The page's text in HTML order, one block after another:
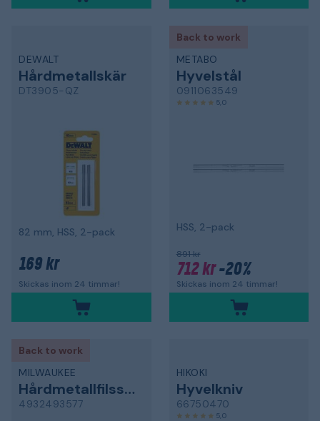
DEWALT
Hårdmetallskär
DT3905-QZ
82 mm, HSS, 2-pack
169 kr
Skickas inom 24 timmar!
Back to work
METABO
Hyvelstål
0911063549
5,0
HSS, 2-pack
891 kr
712 kr-20%
Skickas inom 24 timmar!
Back to work
MILWAUKEE
Hårdmetallfilssats
4932493577
HIKOKI
Hyvelkniv
66750470
5,0